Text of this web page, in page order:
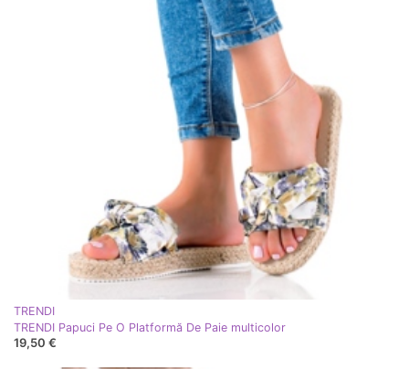
TRENDI
TRENDI Papuci Pe O Platformă De Paie multicolor
19,50 €